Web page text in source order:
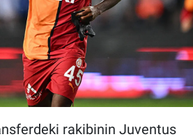
rakibinin Juventus